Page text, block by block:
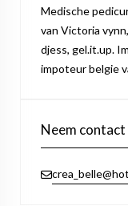
Medische
van Victoria
djess, gel.it.up.
impoteur belgie
Neem